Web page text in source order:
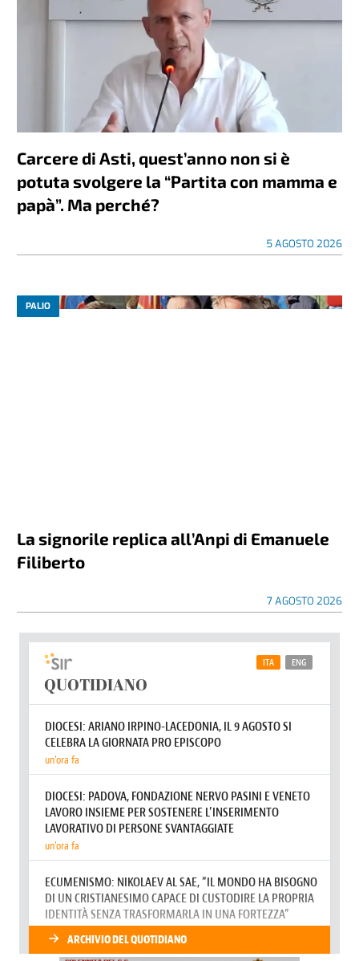
Carcere di Asti, quest’anno non si è
potuta svolgere la “Partita con mamma e
papà”. Ma perché?
5 AGOSTO 2026
PALIO
La signorile replica all’Anpi di Emanuele
Filiberto
7 AGOSTO 2026